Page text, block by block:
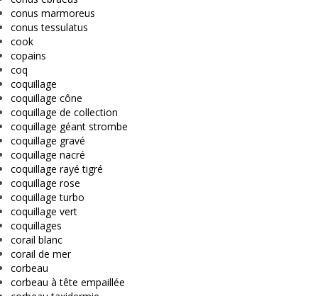
conus marmoreus
conus tessulatus
cook
copains
coq
coquillage
coquillage cône
coquillage de collection
coquillage géant strombe
coquillage gravé
coquillage nacré
coquillage rayé tigré
coquillage rose
coquillage turbo
coquillage vert
coquillages
corail blanc
corail de mer
corbeau
corbeau à tête empaillée